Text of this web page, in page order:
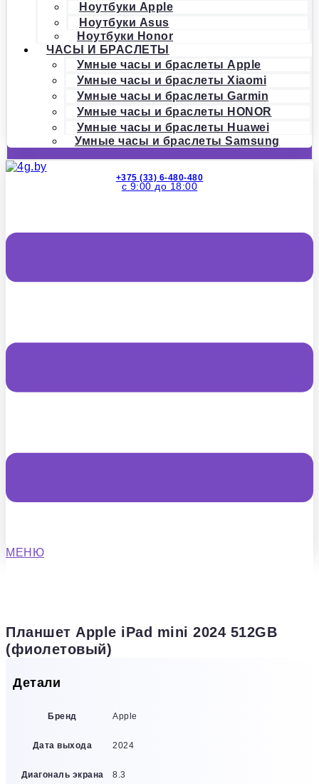
Ноутбуки Apple
Ноутбуки Asus
Ноутбуки Honor
ЧАСЫ И БРАСЛЕТЫ
Умные часы и браслеты Apple
Умные часы и браслеты Xiaomi
Умные часы и браслеты Garmin
Умные часы и браслеты HONOR
Умные часы и браслеты Huawei
Умные часы и браслеты Samsung
+375 (33) 6-480-480
с 9:00 до 18:00
МЕНЮ
Планшет Apple iPad mini 2024 512GB
(фиолетовый)
Детали
Бренд Apple
Дата выхода 2024
Диагональ экрана 8.3